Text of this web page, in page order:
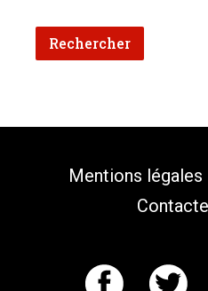
Mentions légales